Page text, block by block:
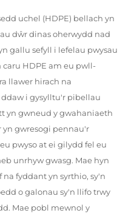
uchel (HDPE) bellach yn
dŵr dinas oherwydd nad
gallu sefyll i lefelau pwysau
HDPE am eu pwll-
llawer hirach na
i gysylltu'r pibellau
yn gwneud y gwahaniaeth
yn gwresogi pennau'r
pwyso at ei gilydd fel eu
unrhyw gwasg. Mae hyn
fyddant yn syrthio, sy'n
o galonau sy'n llifo trwy
Mae pobl mewnol y